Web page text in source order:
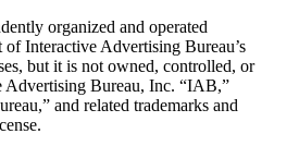
organized and operated
Interactive Advertising Bureau’s
but it is not owned, controlled, or
Advertising Bureau, Inc. “IAB,”
and related trademarks and